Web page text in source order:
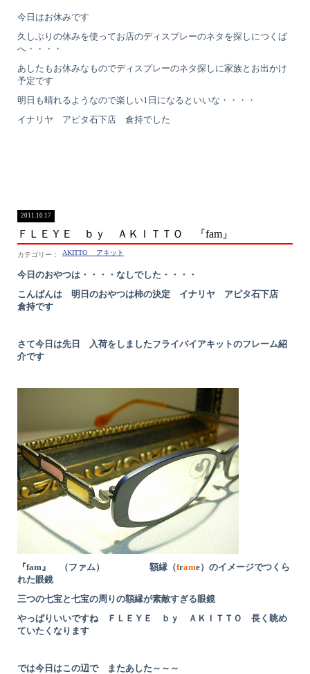
今日はお休みです
久しぶりの休みを使ってお店のディスプレーのネタを探しにつくば
へ・・・・
あしたもお休みなものでディスプレーのネタ探しに家族とお出かけ
予定です
明日も晴れるようなので楽しい1日になるといいな・・・・
イナリヤ アピタ石下店 倉持でした
ＦＬＥＹＥ ｂｙ ＡＫＩＴＴＯ 『fam』
2011.10.17
AKITTO アキット
今日のおやつは・・・・なしでした・・・・
こんばんは 明日のおやつは柿の決定 イナリヤ アピタ石下店
倉持です
さて今日は先日 入荷をしましたフライバイアキットのフレーム紹
介です
『fam』 （ファム） 額縁（frame）のイメージでつくら
れた眼鏡
三つの七宝と七宝の周りの額縁が素敵すぎる眼鏡
やっぱりいいですね ＦＬＥＹＥ ｂｙ ＡＫＩＴＴＯ 長く眺め
ていたくなります
では今日はこの辺で またあした～～～